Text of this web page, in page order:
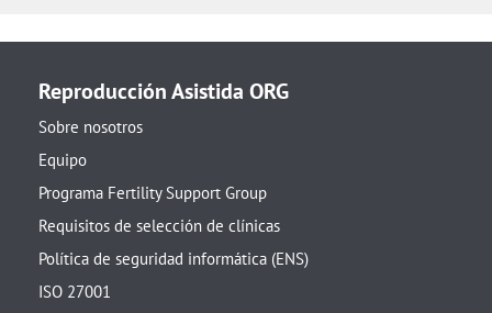
Reproducción Asistida ORG
Sobre nosotros
Equipo
Programa Fertility Support Group
Requisitos de selección de clínicas
Política de seguridad informática (ENS)
ISO 27001